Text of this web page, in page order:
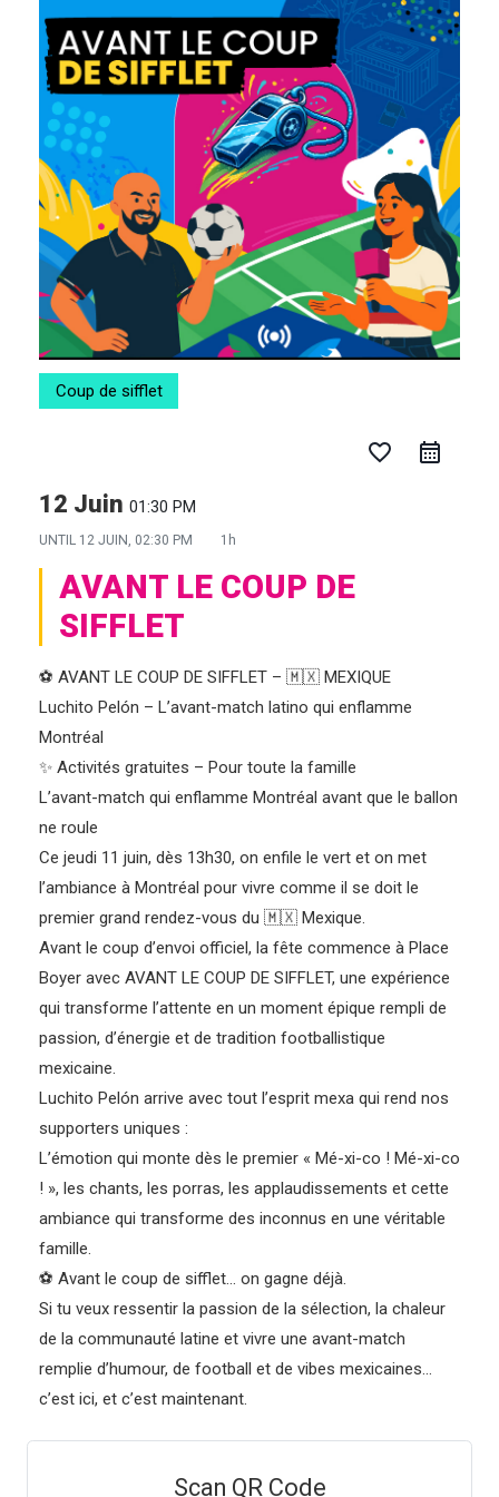
contenu
Coup de sifflet
favorite_border
12 Juin 01:30 PM
UNTIL 12 JUIN, 02:30 PM 1h
AVANT LE COUP DE
SIFFLET
⚽ AVANT LE COUP DE SIFFLET – 🇲🇽 MEXIQUE
Luchito Pelón – L’avant-match latino qui enflamme
Montréal
✨ Activités gratuites – Pour toute la famille
L’avant-match qui enflamme Montréal avant que le ballon
ne roule
Ce jeudi 11 juin, dès 13h30, on enfile le vert et on met
l’ambiance à Montréal pour vivre comme il se doit le
premier grand rendez-vous du 🇲🇽 Mexique.
Avant le coup d’envoi officiel, la fête commence à Place
Boyer avec AVANT LE COUP DE SIFFLET, une expérience
qui transforme l’attente en un moment épique rempli de
passion, d’énergie et de tradition footballistique
mexicaine.
Luchito Pelón arrive avec tout l’esprit mexa qui rend nos
supporters uniques :
L’émotion qui monte dès le premier « Mé-xi-co ! Mé-xi-co
! », les chants, les porras, les applaudissements et cette
ambiance qui transforme des inconnus en une véritable
famille.
⚽ Avant le coup de sifflet… on gagne déjà.
Si tu veux ressentir la passion de la sélection, la chaleur
de la communauté latine et vivre une avant-match
remplie d’humour, de football et de vibes mexicaines…
c’est ici, et c’est maintenant.
Scan QR Code